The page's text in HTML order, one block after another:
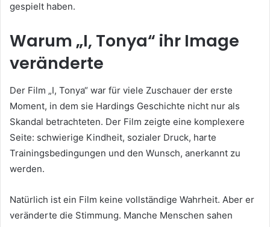
gespielt haben.
Warum „I, Tonya“ ihr Image
veränderte
Der Film „I, Tonya“ war für viele Zuschauer der erste
Moment, in dem sie Hardings Geschichte nicht nur als
Skandal betrachteten. Der Film zeigte eine komplexere
Seite: schwierige Kindheit, sozialer Druck, harte
Trainingsbedingungen und den Wunsch, anerkannt zu
werden.
Natürlich ist ein Film keine vollständige Wahrheit. Aber er
veränderte die Stimmung. Manche Menschen sahen